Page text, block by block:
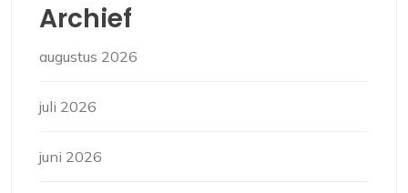
Archief
augustus 2026
juli 2026
juni 2026